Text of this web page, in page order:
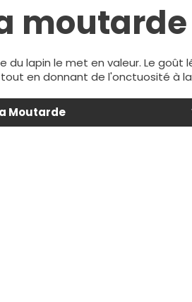
moutarde
du lapin le met en valeur. Le
en donnant de l'onctuosité à
Moutarde